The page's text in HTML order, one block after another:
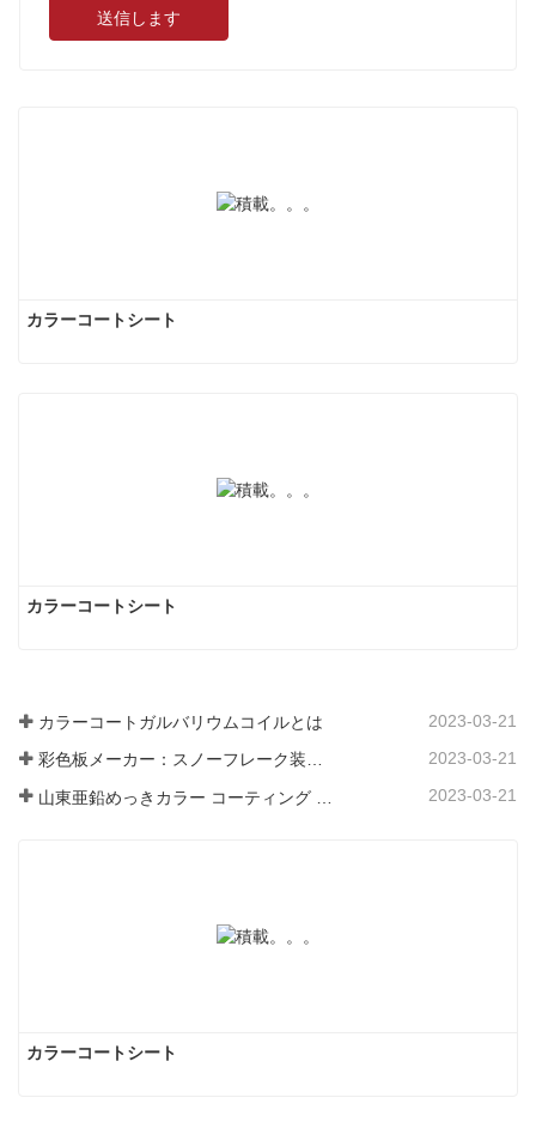
送信します
カラーコートシート
カラーコートシート
カラーコートガルバリウムコイルとは 2023-03-21
彩色板メーカー：スノーフレーク装飾用彩色板を正しく製造ラインから送り出す 2023-03-21
2023-03-21
カラーコートシート